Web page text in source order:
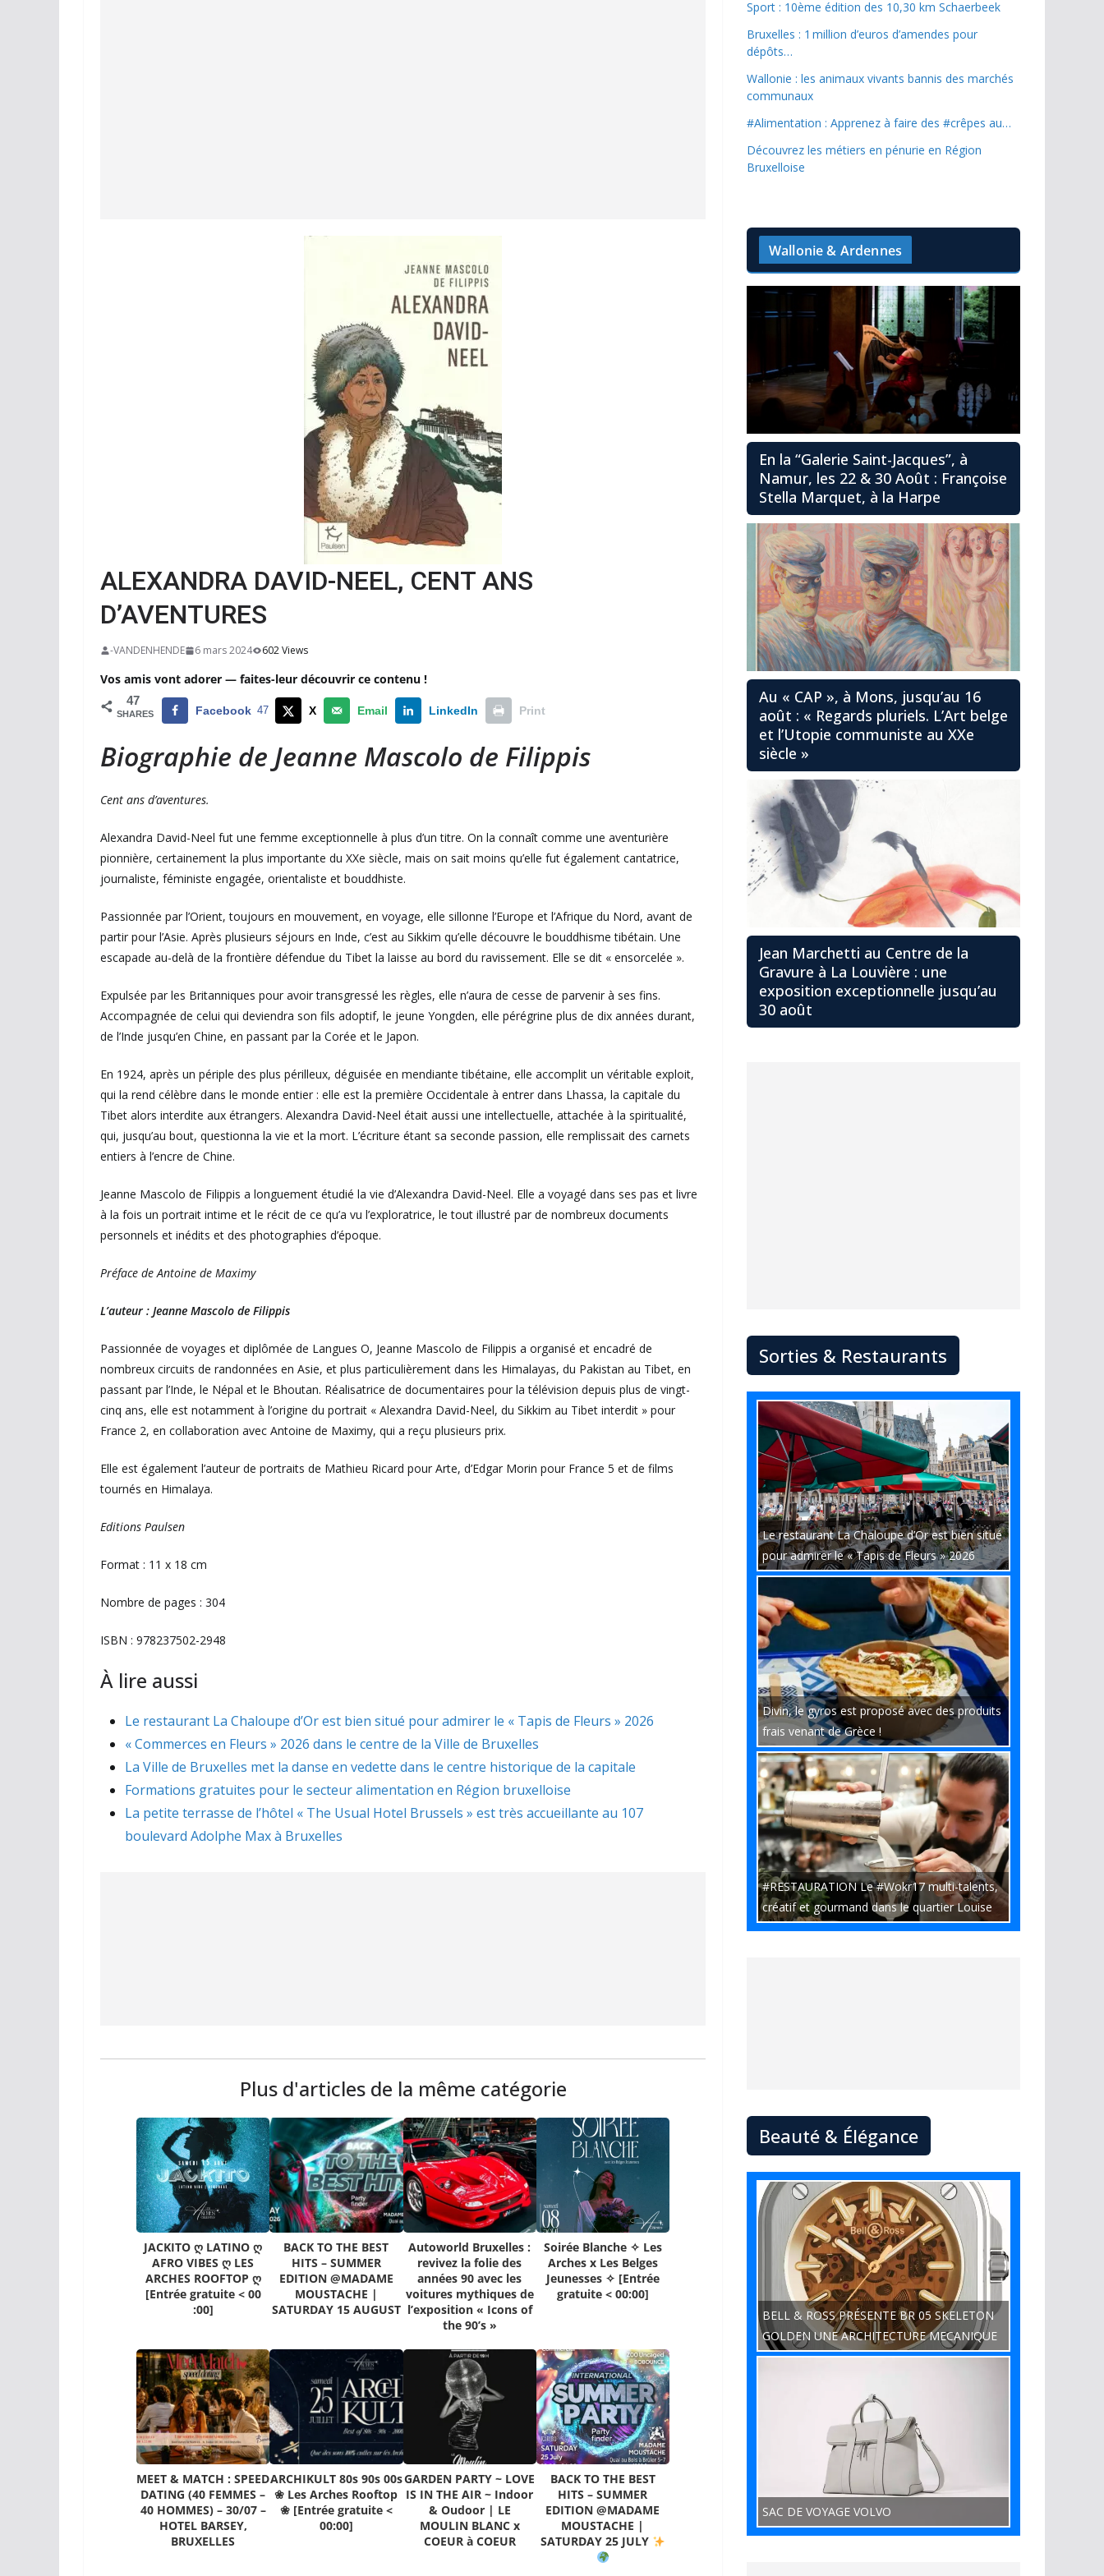
ALEXANDRA DAVID-NEEL, CENT ANS
D’AVENTURES
-VANDENHENDE 6 mars 2024 602 Views
Vos amis vont adorer — faites-leur découvrir ce contenu !
47
SHARES Facebook 47 X Email LinkedIn Print
Biographie de Jeanne Mascolo de Filippis
Cent ans d’aventures.
Alexandra David-Neel fut une femme exceptionnelle à plus d’un titre. On la connaît comme une aventurière
pionnière, certainement la plus importante du XXe siècle, mais on sait moins qu’elle fut également cantatrice,
journaliste, féministe engagée, orientaliste et bouddhiste.
Passionnée par l’Orient, toujours en mouvement, en voyage, elle sillonne l’Europe et l’Afrique du Nord, avant de
partir pour l’Asie. Après plusieurs séjours en Inde, c’est au Sikkim qu’elle découvre le bouddhisme tibétain. Une
escapade au-delà de la frontière défendue du Tibet la laisse au bord du ravissement. Elle se dit « ensorcelée ».
Expulsée par les Britanniques pour avoir transgressé les règles, elle n’aura de cesse de parvenir à ses fins.
Accompagnée de celui qui deviendra son fils adoptif, le jeune Yongden, elle pérégrine plus de dix années durant,
de l’Inde jusqu’en Chine, en passant par la Corée et le Japon.
En 1924, après un périple des plus périlleux, déguisée en mendiante tibétaine, elle accomplit un véritable exploit,
qui la rend célèbre dans le monde entier : elle est la première Occidentale à entrer dans Lhassa, la capitale du
Tibet alors interdite aux étrangers. Alexandra David-Neel était aussi une intellectuelle, attachée à la spiritualité,
qui, jusqu’au bout, questionna la vie et la mort. L’écriture étant sa seconde passion, elle remplissait des carnets
entiers à l’encre de Chine.
Jeanne Mascolo de Filippis a longuement étudié la vie d’Alexandra David-Neel. Elle a voyagé dans ses pas et livre
à la fois un portrait intime et le récit de ce qu’a vu l’exploratrice, le tout illustré par de nombreux documents
personnels et inédits et des photographies d’époque.
Préface de Antoine de Maximy
L’auteur : Jeanne Mascolo de Filippis
Passionnée de voyages et diplômée de Langues O, Jeanne Mascolo de Filippis a organisé et encadré de
nombreux circuits de randonnées en Asie, et plus particulièrement dans les Himalayas, du Pakistan au Tibet, en
passant par l’Inde, le Népal et le Bhoutan. Réalisatrice de documentaires pour la télévision depuis plus de vingt-
cinq ans, elle est notamment à l’origine du portrait « Alexandra David-Neel, du Sikkim au Tibet interdit » pour
France 2, en collaboration avec Antoine de Maximy, qui a reçu plusieurs prix.
Elle est également l’auteur de portraits de Mathieu Ricard pour Arte, d’Edgar Morin pour France 5 et de films
tournés en Himalaya.
Editions Paulsen
Format : 11 x 18 cm
Nombre de pages : 304
ISBN : 978237502-2948
À lire aussi
Le restaurant La Chaloupe d’Or est bien situé pour admirer le « Tapis de Fleurs » 2026
« Commerces en Fleurs » 2026 dans le centre de la Ville de Bruxelles
La Ville de Bruxelles met la danse en vedette dans le centre historique de la capitale
Formations gratuites pour le secteur alimentation en Région bruxelloise
La petite terrasse de l’hôtel « The Usual Hotel Brussels » est très accueillante au 107
boulevard Adolphe Max à Bruxelles
Plus d'articles de la même catégorie
JACKITO ღ LATINO ღ
AFRO VIBES ღ LES
ARCHES ROOFTOP ღ
[Entrée gratuite < 00
:00]
BACK TO THE BEST
HITS – SUMMER
EDITION @MADAME
MOUSTACHE |
SATURDAY 15 AUGUST
Autoworld Bruxelles :
revivez la folie des
années 90 avec les
voitures mythiques de
l’exposition « Icons of
the 90’s »
Soirée Blanche ✧ Les
Arches x Les Belges
Jeunesses ✧ [Entrée
gratuite < 00:00]
MEET & MATCH : SPEED
DATING (40 FEMMES –
40 HOMMES) – 30/07 –
HOTEL BARSEY,
BRUXELLES
ARCHIKULT 80s 90s 00s
❀ Les Arches Rooftop
❀ [Entrée gratuite <
00:00]
GARDEN PARTY ~ LOVE
IS IN THE AIR ~ Indoor
& Oudoor | LE
MOULIN BLANC x
COEUR à COEUR
BACK TO THE BEST
HITS – SUMMER
EDITION @MADAME
MOUSTACHE |
SATURDAY 25 JULY
Sport : 10ème édition des 10,30 km Schaerbeek
Bruxelles : 1 million d’euros d’amendes pour
dépôts…
Wallonie : les animaux vivants bannis des marchés
communaux
#Alimentation : Apprenez à faire des #crêpes au…
Découvrez les métiers en pénurie en Région
Bruxelloise
Wallonie & Ardennes
En la “Galerie Saint-Jacques”, à
Namur, les 22 & 30 Août : Françoise
Stella Marquet, à la Harpe
Au « CAP », à Mons, jusqu’au 16
août : « Regards pluriels. L’Art belge
et l’Utopie communiste au XXe
siècle »
Jean Marchetti au Centre de la
Gravure à La Louvière : une
exposition exceptionnelle jusqu’au
30 août
Sorties & Restaurants
Le restaurant La Chaloupe d’Or est bien situé
pour admirer le « Tapis de Fleurs » 2026
Divin, le gyros est proposé avec des produits
frais venant de Grèce !
#RESTAURATION Le #Wokr17 multi-talents,
créatif et gourmand dans le quartier Louise
Beauté & Élégance
BELL & ROSS PRÉSENTE BR 05 SKELETON
GOLDEN UNE ARCHITECTURE MECANIQUE
SAC DE VOYAGE VOLVO